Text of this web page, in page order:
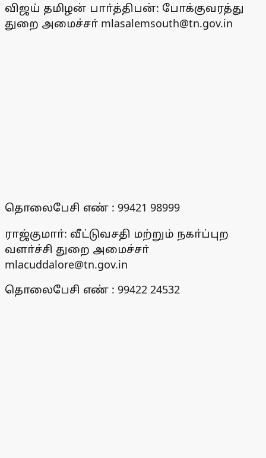
விஜய் தமிழன் பாா்த்திபன்: போக்குவரத்து
துறை அமைச்சா் mlasalemsouth@tn.gov.in
தொலைபேசி எண் : 99421 98999
ராஜ்குமாா்: வீட்டுவசதி மற்றும் நகா்ப்புற
வளா்ச்சி துறை அமைச்சா்
mlacuddalore@tn.gov.in
தொலைபேசி எண் : 99422 24532